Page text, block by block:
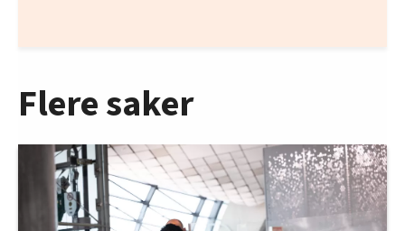
Flere saker